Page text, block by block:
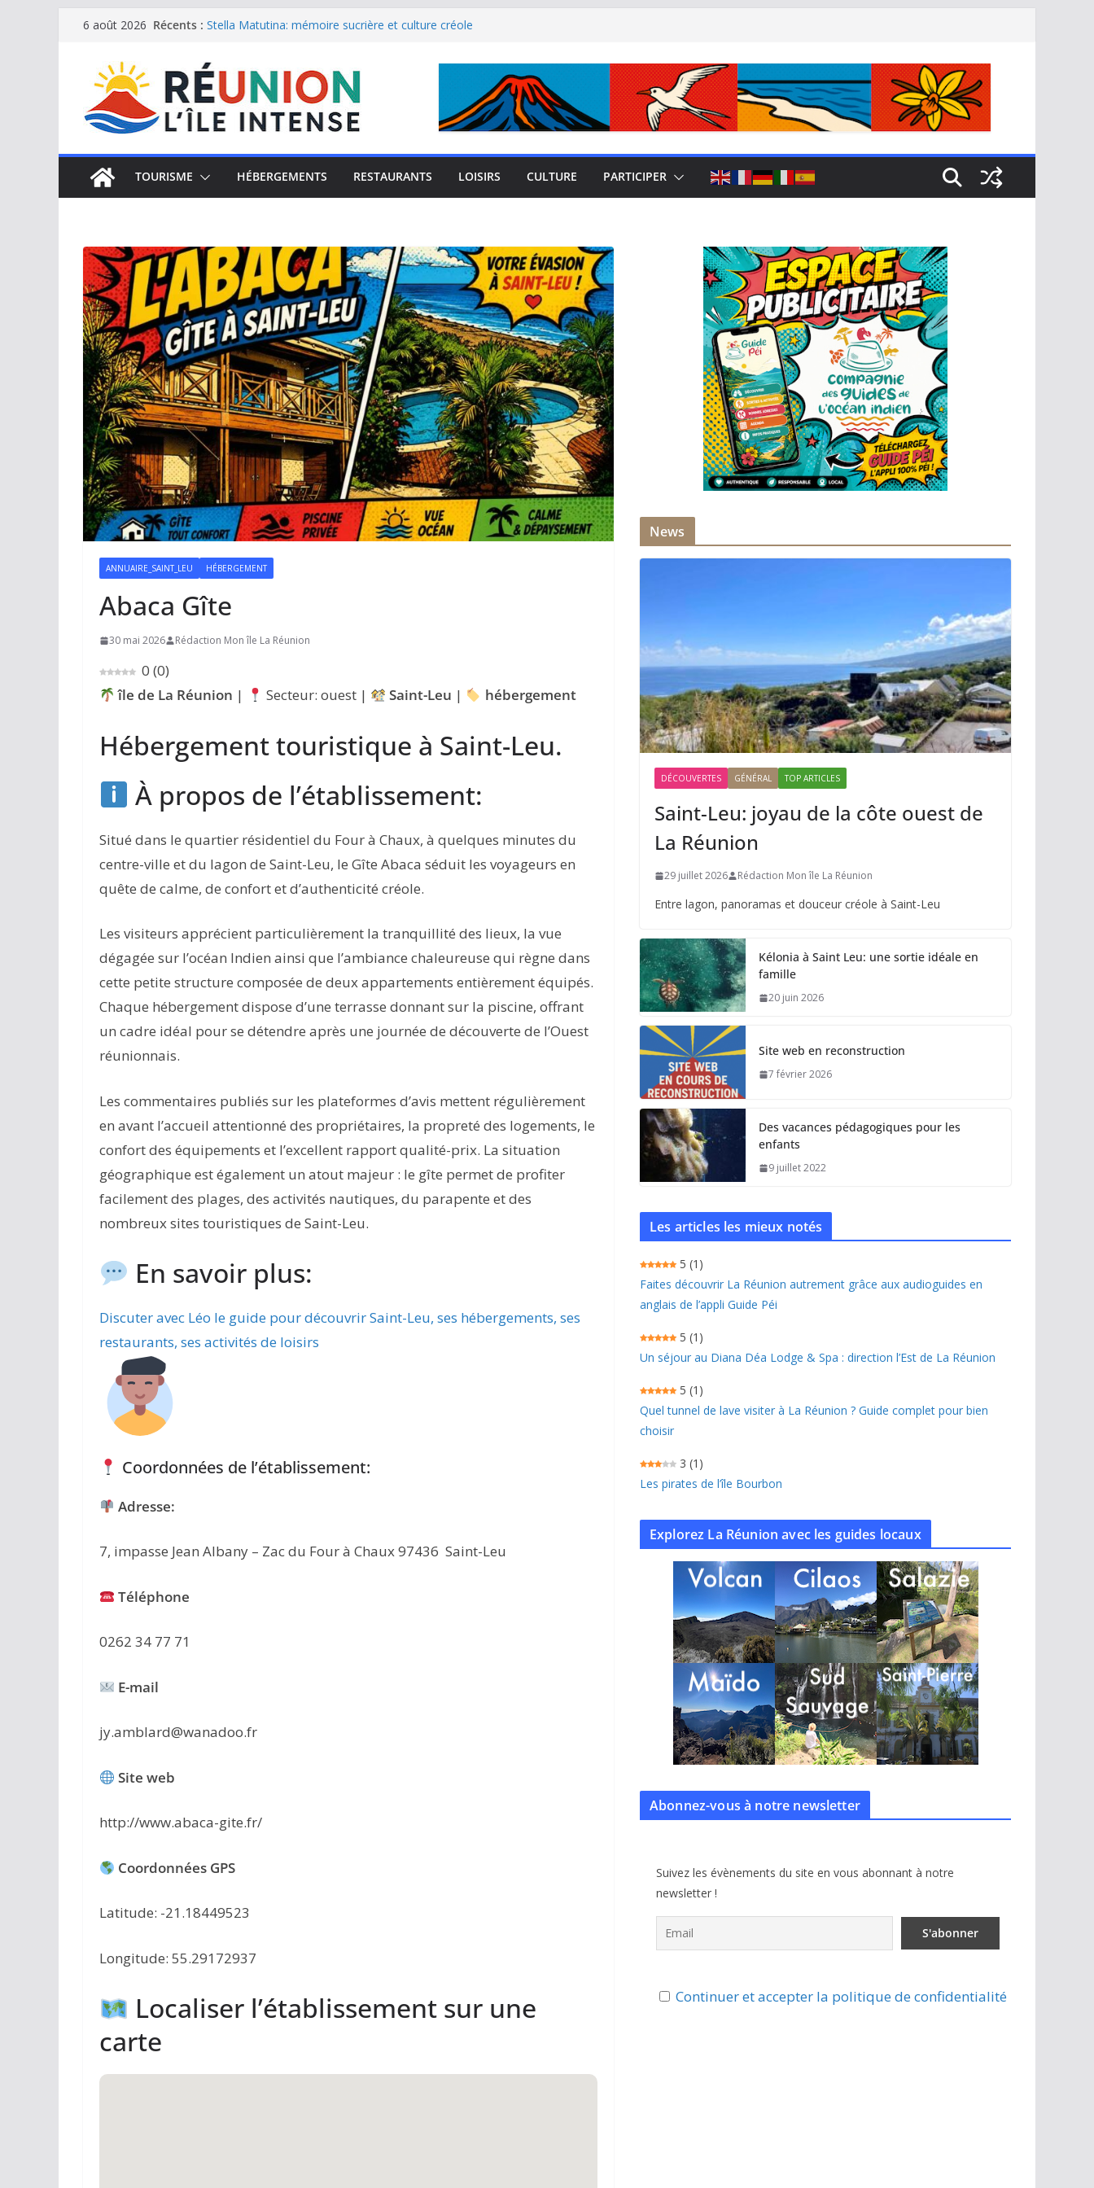
Passer
contenu
6 août 2026 Récents : Stella Matutina: mémoire sucrière et culture créole
Le samoussa de La Réunion, emblème de l’île intense
Le Musée du sel de Saint Leu: site culturel à découvrir
TOURISME HÉBERGEMENTS RESTAURANTS LOISIRS CULTURE PARTICIPER
ANNUAIRE_SAINT_LEU HÉBERGEMENT
Abaca Gîte
30 mai 2026 Rédaction Mon île La Réunion
0 (0)
île de La Réunion | Secteur: ouest | Saint-Leu | hébergement
Hébergement touristique à Saint-Leu.
À propos de l’établissement:
Situé dans le quartier résidentiel du Four à Chaux, à quelques minutes du
centre-ville et du lagon de Saint-Leu, le Gîte Abaca séduit les voyageurs en
quête de calme, de confort et d’authenticité créole.
Les visiteurs apprécient particulièrement la tranquillité des lieux, la vue
dégagée sur l’océan Indien ainsi que l’ambiance chaleureuse qui règne dans
cette petite structure composée de deux appartements entièrement équipés.
Chaque hébergement dispose d’une terrasse donnant sur la piscine, offrant
un cadre idéal pour se détendre après une journée de découverte de l’Ouest
réunionnais.
Les commentaires publiés sur les plateformes d’avis mettent régulièrement
en avant l’accueil attentionné des propriétaires, la propreté des logements, le
confort des équipements et l’excellent rapport qualité-prix. La situation
géographique est également un atout majeur : le gîte permet de profiter
facilement des plages, des activités nautiques, du parapente et des
nombreux sites touristiques de Saint-Leu.
En savoir plus:
Discuter avec Léo le guide pour découvrir Saint-Leu, ses hébergements, ses
restaurants, ses activités de loisirs
Coordonnées de l’établissement:
Adresse:
7, impasse Jean Albany – Zac du Four à Chaux 97436 Saint-Leu
Téléphone
0262 34 77 71
E-mail
jy.amblard@wanadoo.fr
Site web
http://www.abaca-gite.fr/
Coordonnées GPS
Latitude: -21.18449523
Longitude: 55.29172937
Localiser l’établissement sur une
carte
News
DÉCOUVERTES GÉNÉRAL TOP ARTICLES
Saint-Leu: joyau de la côte ouest de
La Réunion
29 juillet 2026 Rédaction Mon île La Réunion
Entre lagon, panoramas et douceur créole à Saint-Leu
Kélonia à Saint Leu: une sortie idéale en
famille
20 juin 2026
Site web en reconstruction
7 février 2026
Des vacances pédagogiques pour les
enfants
9 juillet 2022
Les articles les mieux notés
5 (1)
Faites découvrir La Réunion autrement grâce aux audioguides en
anglais de l’appli Guide Péi
5 (1)
Un séjour au Diana Déa Lodge & Spa : direction l’Est de La Réunion
5 (1)
Quel tunnel de lave visiter à La Réunion ? Guide complet pour bien
choisir
3 (1)
Les pirates de l’île Bourbon
Explorez La Réunion avec les guides locaux
Abonnez-vous à notre newsletter
Suivez les évènements du site en vous abonnant à notre
newsletter !
Continuer et accepter la politique de confidentialité